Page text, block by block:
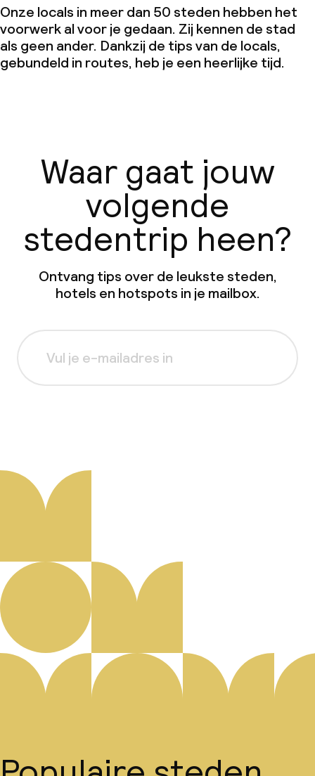
Onze locals in meer dan 50 steden hebben het
voorwerk al voor je gedaan. Zij kennen de stad
als geen ander. Dankzij de tips van de locals,
gebundeld in routes, heb je een heerlijke tijd.
Waar gaat jouw
volgende
stedentrip heen?
Ontvang tips over de leukste steden,
hotels en hotspots in je mailbox.